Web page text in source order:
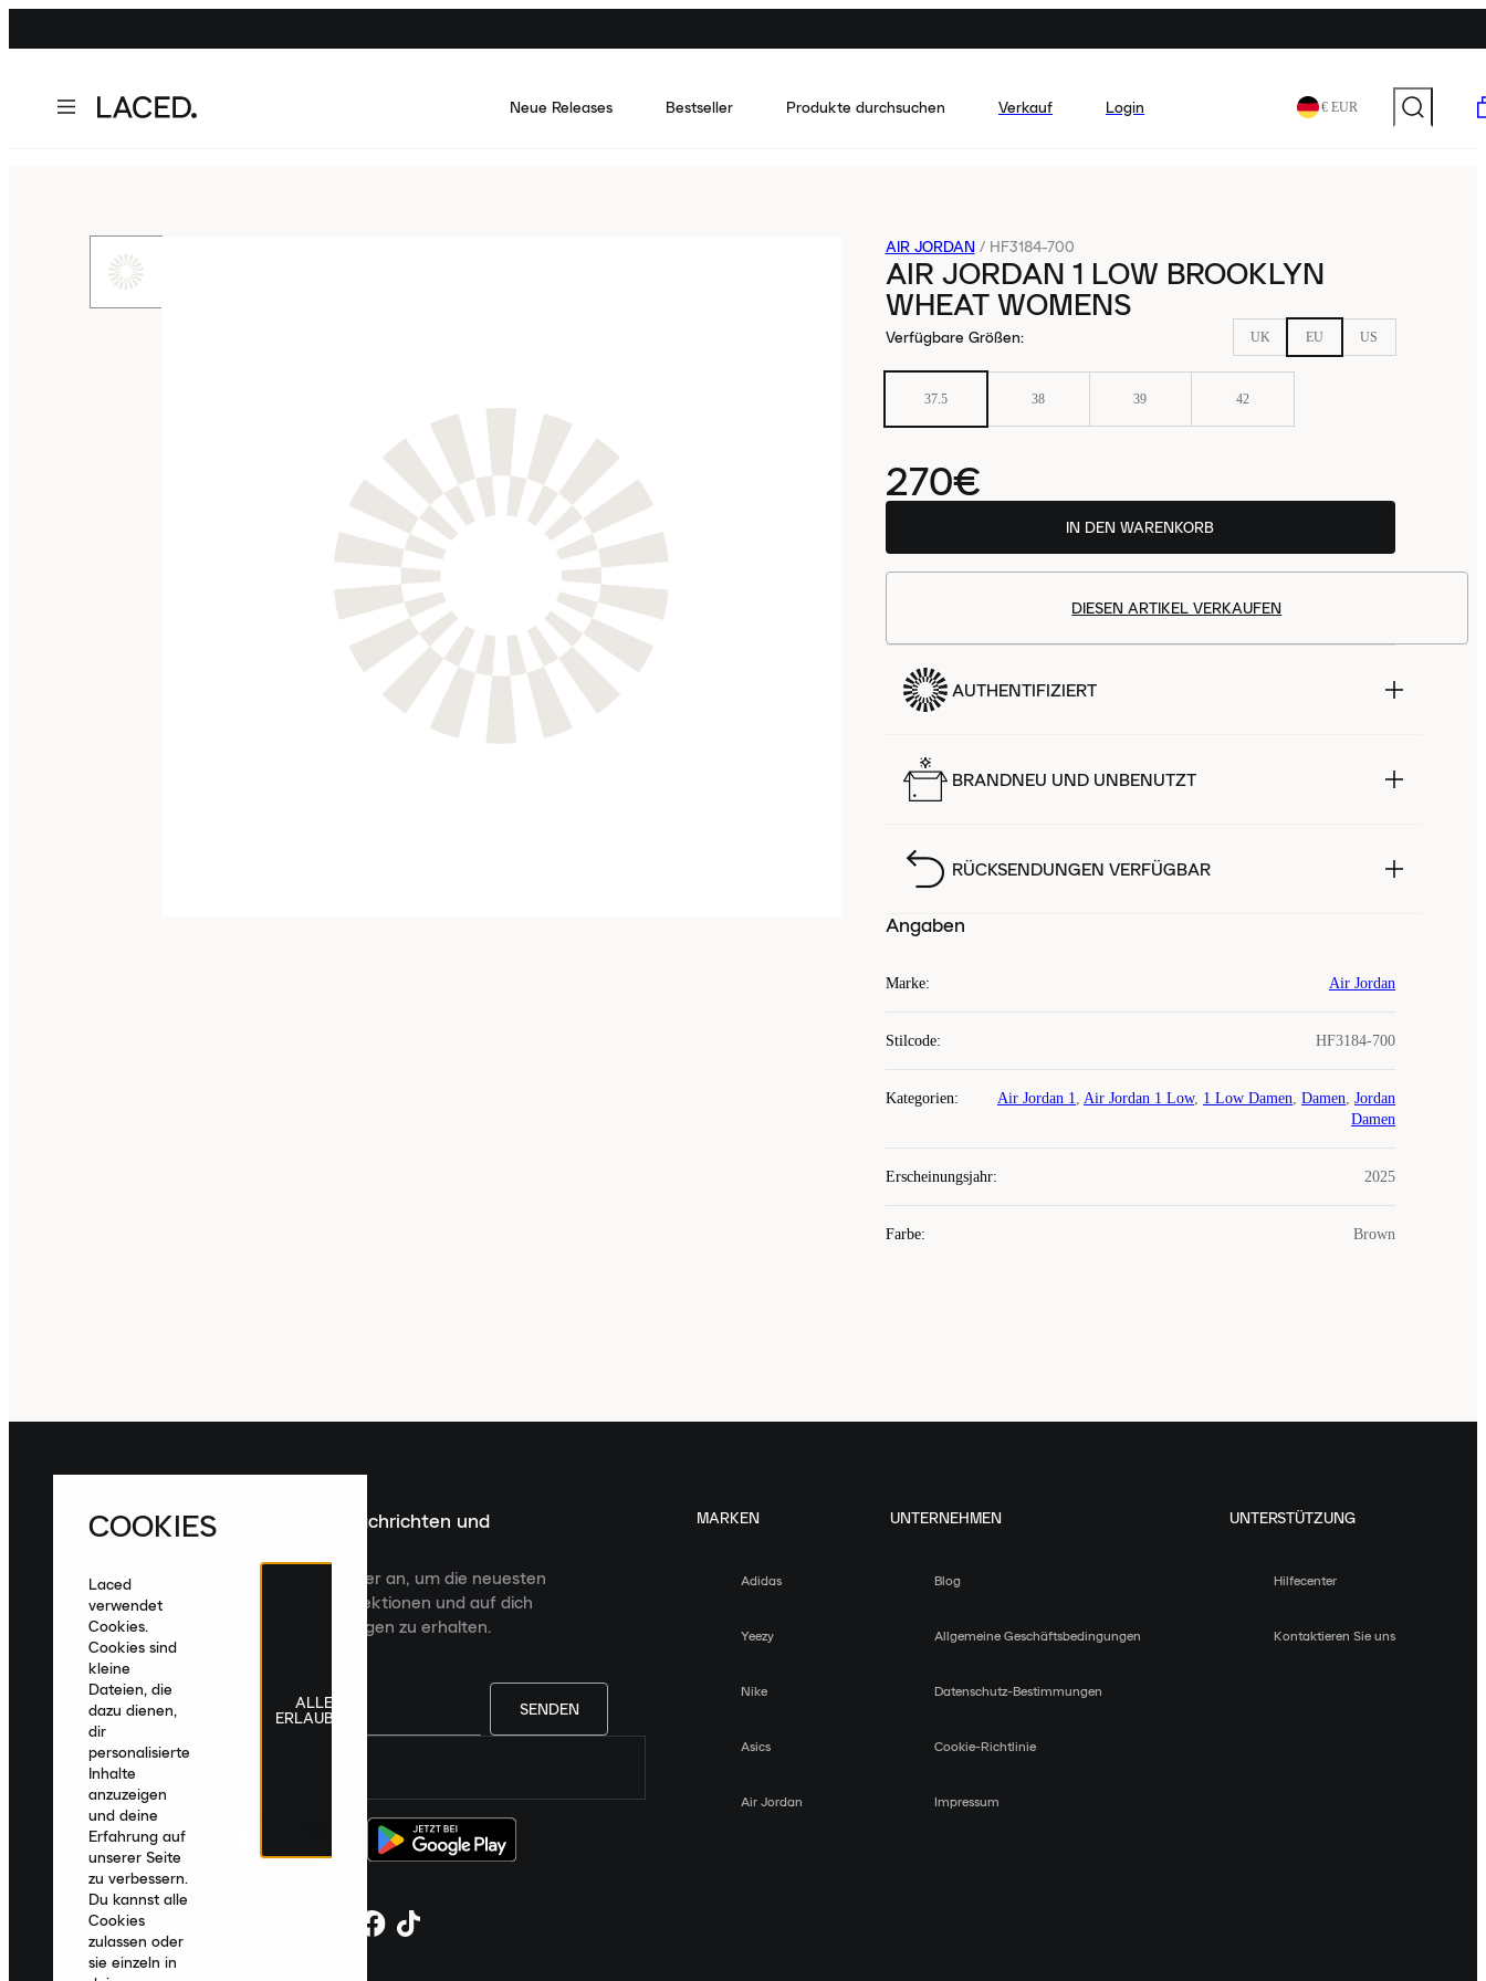
Neue Releases Bestseller Produkte durchsuchen Verkauf Login € EUR
AIR JORDAN / HF3184-700
AIR JORDAN 1 LOW BROOKLYN
WHEAT WOMENS
Verfügbare Größen: UK EU US
37.5 38 39 42
270€
IN DEN WARENKORB
DIESEN ARTIKEL VERKAUFEN
AUTHENTIFIZIERT
BRANDNEU UND UNBENUTZT
RÜCKSENDUNGEN VERFÜGBAR
Angaben
Marke: Air Jordan
Stilcode: HF3184-700
Kategorien: Air Jordan 1, Air Jordan 1 Low, 1 Low Damen, Damen, Jordan
Damen
Erscheinungsjahr: 2025
Farbe: Brown
Melde dich für die neuesten Nachrichten und
Veröffentlichungen an
Melde dich für den Laced Newsletter an, um die neuesten
Veröffentlichungen, kuratierte Kollektionen und auf dich
zugeschnittene Produktempfehlungen zu erhalten.
SENDEN
MARKEN
Adidas
Yeezy
Nike
Asics
Air Jordan
UNTERNEHMEN
Blog
Allgemeine Geschäftsbedingungen
Datenschutz-Bestimmungen
Cookie-Richtlinie
Impressum
UNTERSTÜTZUNG
Hilfecenter
Kontaktieren Sie uns
COOKIES
Laced
verwendet
Cookies.
Cookies sind
kleine
Dateien, die
dazu dienen,
dir
personalisierte
Inhalte
anzuzeigen
und deine
Erfahrung auf
unserer Seite
zu verbessern.
Du kannst alle
Cookies
zulassen oder
sie einzeln in
ALLE
ERLAUBEN